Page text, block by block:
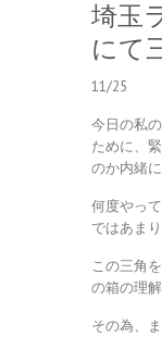
埼玉
にて
11/25
今日の私
ために、
のか内緒
何度やっ
ではあま
この三角
の箱の理
その為、